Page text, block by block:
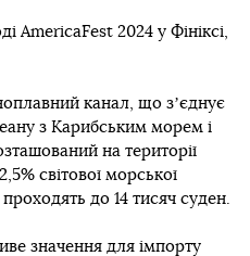
AmericaFest 2024 у Фініксі,
канал, що зʼєднує
з Карибським морем і
на території
світової морської
проходять до 14 тисяч суден.
значення для імпорту